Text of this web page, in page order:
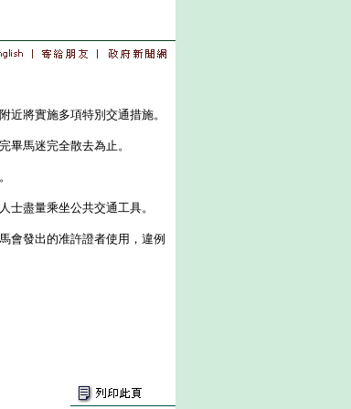
將實施多項特別交通措施。
馬迷完全散去為止。
盡量乘坐公共交通工具。
會發出的准許證者使用，違例